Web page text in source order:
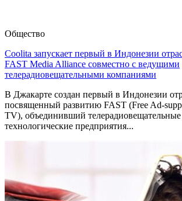
Общество
Coolita запускает первый в Индонезии
FAST Media Alliance совместно с ведущими
телерадиовещательными компаниями
В Джакарте создан первый в Индонезии
посвященный развитию FAST (Free Ad-
TV), объединивший
технологические предприятия...